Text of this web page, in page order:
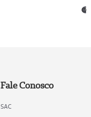
Fale Conosco
SAC